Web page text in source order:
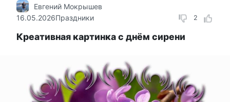
2
Евгений Мокрышев
16.05.2026Праздники
Креативная картинка с днём сирени